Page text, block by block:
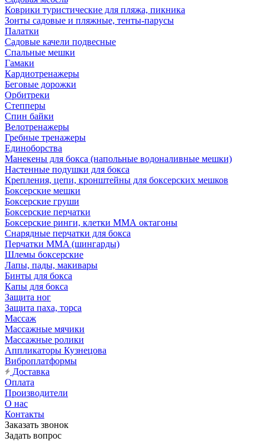
Коврики туристические для пляжа, пикника
Зонты садовые и пляжные, тенты-парусы
Палатки
Садовые качели подвесные
Спальные мешки
Гамаки
Кардиотренажеры
Беговые дорожки
Орбитреки
Степперы
Спин байки
Велотренажеры
Гребные тренажеры
Единоборства
Манекены для бокса (напольные водоналивные мешки)
Настенные подушки для бокса
Крепления, цепи, кронштейны для боксерских мешков
Боксерские мешки
Боксерские груши
Боксерские перчатки
Боксерские ринги, клетки ММА октагоны
Снарядные перчатки для бокса
Перчатки MMA (шингарды)
Шлемы боксерские
Лапы, пады, макивары
Бинты для бокса
Капы для бокса
Защита ног
Защита паха, торса
Массаж
Массажные мячики
Массажные ролики
Аппликаторы Кузнецова
Виброплатформы
Доставка
Оплата
Производители
О нас
Контакты
Заказать звонок
Задать вопрос